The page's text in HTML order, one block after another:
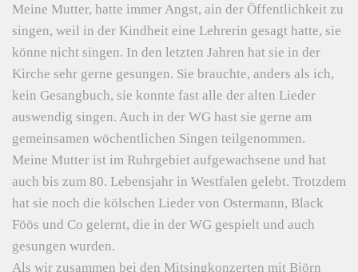
Meine Mutter, hatte immer Angst, ain der Öffentlichkeit zu
singen, weil in der Kindheit eine Lehrerin gesagt hatte, sie
könne nicht singen. In den letzten Jahren hat sie in der
Kirche sehr gerne gesungen. Sie brauchte, anders als ich,
kein Gesangbuch, sie konnte fast alle der alten Lieder
auswendig singen. Auch in der WG hast sie gerne am
gemeinsamen wöchentlichen Singen teilgenommen.
Meine Mutter ist im Ruhrgebiet aufgewachsene und hat
auch bis zum 80. Lebensjahr in Westfalen gelebt. Trotzdem
hat sie noch die kölschen Lieder von Ostermann, Black
Föös und Co gelernt, die in der WG gespielt und auch
gesungen wurden.
Als wir zusammen bei den Mitsingkonzerten mit Björn